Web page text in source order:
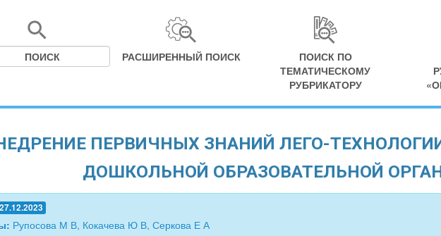
РАСШИРЕННЫЙ ПОИСК
ПОИСК ПО
ТЕМАТИЧЕСКОМУ
РУБРИКАТОРУ
ПЕРВИЧНЫХ ЗНАНИЙ ЛЕГО-
ДОШКОЛЬНОЙ ОБРАЗОВАТЕЛЬНОЙ
27.12.2023
Рупосова М В, Кокачева Ю В, Серкова Е А